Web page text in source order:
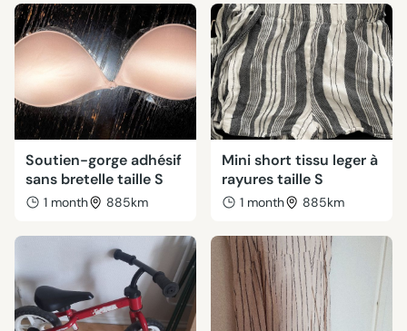
Soutien-gorge adhésif
sans bretelle taille S
1 month 885km
Mini short tissu leger à
rayures taille S
1 month 885km